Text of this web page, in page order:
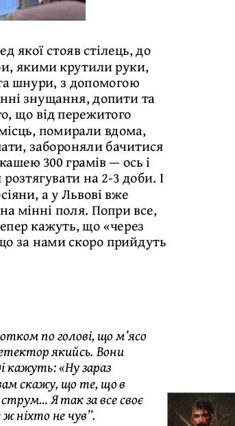
якої стояв стілець, до
якими крутили руки,
шнури, з допомогою
знущання, допити та
що від пережитого
помирали вдома,
забороняли бачитися
300 грамів — ось і
на 2-3 доби. І
а у Львові вже
мінні поля. Попри все,
кажуть, що «через
за нами скоро прийдуть
по голові, що м’ясо
якийсь. Вони
кажуть: «Ну зараз
скажу, що те, що в
Я так за все своє
ніхто не чув”.